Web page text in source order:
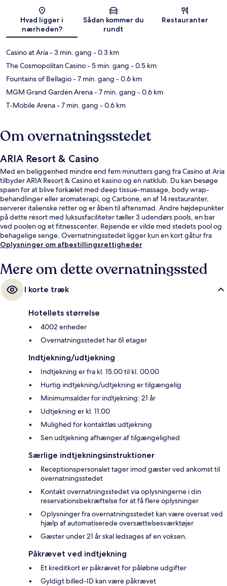
Kort
Hvad ligger i
nærheden?
Sådan kommer du
rundt
Restauranter
Casino at Aria- 3 min. gang - 0.3 km
The Cosmopolitan Casino- 5 min. gang - 0.5 km
Fountains of Bellagio- 7 min. gang - 0.6 km
MGM Grand Garden Arena- 7 min. gang - 0.6 km
T-Mobile Arena- 7 min. gang - 0.6 km
Om overnatningsstedet
ARIA Resort & Casino
Med en beliggenhed mindre end fem minutters gang fra Casino at Aria
tilbyder ARIA Resort & Casino et kasino og en natklub. Du kan besøge
spaen for at blive forkælet med deep tissue-massage, body wrap-
behandlinger eller aromaterapi, og Carbone, en af 14 restauranter,
serverer italienske retter og er åben til aftensmad. Andre højdepunkter
på dette resort med luksusfaciliteter tæller 3 udendørs pools, en bar
ved poolen og et fitnesscenter. Rejsende er vilde med stedets pool og
behagelige senge. Overnatningsstedet ligger kun en kort gåtur fra
offentlig transport: MGM Grand Monorail Station ligger 12 minutter
Oplysninger om afbestillingsrettigheder
Mere om dette overnatningssted
I korte træk
Hotellets størrelse
4002 enheder
Overnatningsstedet har 61 etager
Indtjekning/udtjekning
Indtjekning er fra kl. 15.00 til kl. 00.00
Hurtig indtjekning/udtjekning er tilgængelig
Minimumsalder for indtjekning: 21 år
Udtjekning er kl. 11.00
Mulighed for kontaktløs udtjekning
Sen udtjekning afhænger af tilgængelighed
Særlige indtjekningsinstruktioner
Receptionspersonalet tager imod gæster ved ankomst til
overnatningsstedet
Kontakt overnatningsstedet via oplysningerne i din
reservationsbekræftelse for at få flere oplysninger
Oplysninger fra overnatningsstedet kan være oversat ved
hjælp af automatiserede oversættelsesværktøjer
Gæster under 21 år skal ledsages af en voksen.
Påkrævet ved indtjekning
Et kreditkort er påkrævet for påløbne udgifter
Gyldigt billed-ID kan være påkrævet